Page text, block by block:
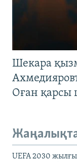
Шекара
Оған қарсы
UEFA 2030